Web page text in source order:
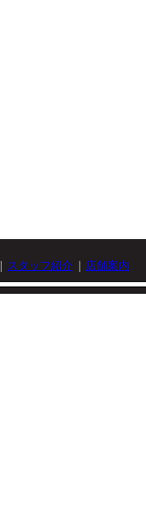
スタッフ紹介 店舗案内